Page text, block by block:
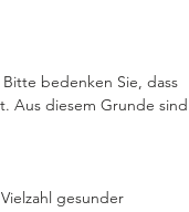
bedenken Sie, dass
Aus diesem Grunde sind
gesunder